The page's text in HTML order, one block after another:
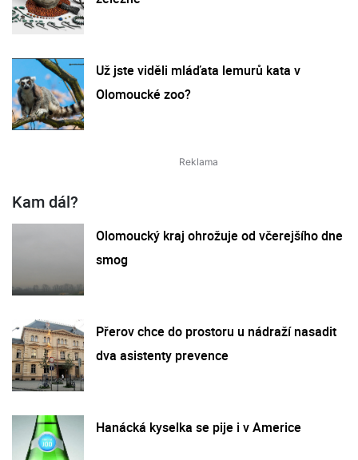
Už jste viděli mláďata lemurů kata v
Olomoucké zoo?
Kam dál?
Olomoucký kraj ohrožuje od včerejšího dne
smog
Přerov chce do prostoru u nádraží nasadit
dva asistenty prevence
Hanácká kyselka se pije i v Americe